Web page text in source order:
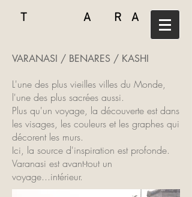
T A R A
VARANASI / BENARES / KASHI
L'une des plus vieilles villes du Monde,
l'une des plus sacrées aussi.
Plus qu'un voyage, la découverte est dans
les visages, les couleurs et les graphes qui
décorent les murs.
Ici, la source d'inspiration est profonde.
Varanasi est avant-tout un
voyage...intérieur.